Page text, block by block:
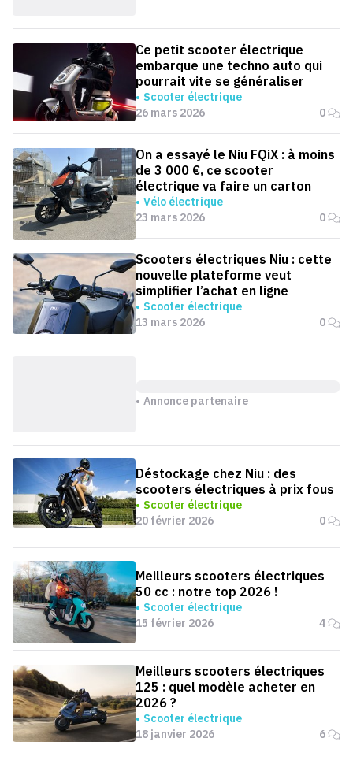
Ce petit scooter électrique
embarque une techno auto qui
pourrait vite se généraliser
Scooter électrique
26 mars 2026
0
On a essayé le Niu FQiX : à moins
de 3 000 €, ce scooter
électrique va faire un carton
Vélo électrique
23 mars 2026
0
Scooters électriques Niu : cette
nouvelle plateforme veut
simplifier l’achat en ligne
Scooter électrique
13 mars 2026
0
Annonce partenaire
Déstockage chez Niu : des
scooters électriques à prix fous
Scooter électrique
20 février 2026
0
Meilleurs scooters électriques
50 cc : notre top 2026 !
Scooter électrique
15 février 2026
4
Meilleurs scooters électriques
125 : quel modèle acheter en
2026 ?
Scooter électrique
18 janvier 2026
6